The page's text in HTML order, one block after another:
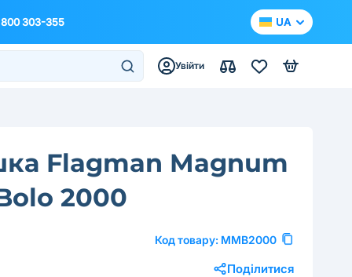
303-355 UA
Увійти
Flagman Magnum
2000
Код товару: MMB2000
Поділитися